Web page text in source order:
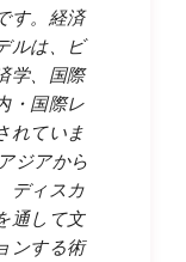
す。経済
ルは、ビ
学、国際
・国際レ
れていま
ジアから
ディスカ
通して文
ンする術